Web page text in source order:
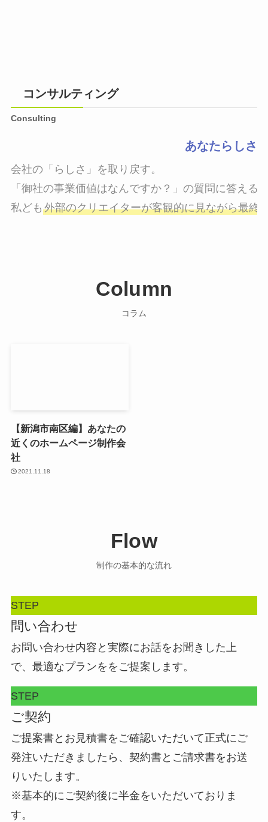
コンサルティング
Consulting
あなたらしさ
会社の「らしさ」を取り戻す。
「御社の事業価値はなんですか？」の質問に答える
私ども 外部のクリエイターが客観的に見ながら最終
Column
コラム
【新潟市南区編】あなたの
近くのホームページ制作会
社
2021.11.18
Flow
制作の基本的な流れ
STEP
問い合わせ
お問い合わせ内容と実際にお話をお聞きした上
で、最適なプランををご提案します。
STEP
ご契約
ご提案書とお見積書をご確認いただいて正式にご
発注いただきましたら、契約書とご請求書をお送
りいたします。
※基本的にご契約後に半金をいただいておりま
す。